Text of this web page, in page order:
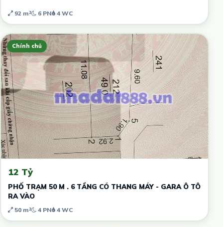
92 m² 6 PN 4 WC
Chính chủ
12 Tỷ
PHỐ TRẠM 50 M . 6 TẦNG CÓ THANG MÁY - GARA Ô TÔ
RA VÀO
50 m² 4 PN 4 WC